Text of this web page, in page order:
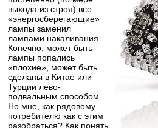
выхода из строя) все
«энергосберегающие»
лампы заменил
лампами накаливания.
Конечно, может быть
лампы попались
«плохие», может быть
сделаны в Китае или
Турции лево-
подвальным способом.
Но мне, как рядовому
потребителю как с этим
разобраться? Как понять